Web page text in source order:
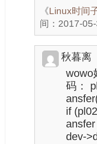
《Linux时间
间：2017-
秋暮离
wowo
码：
if
dev-